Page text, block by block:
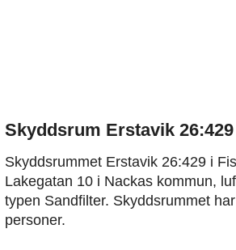
Skyddsrum Erstavik 26:429
Skyddsrummet Erstavik 26:429 i
Lakegatan 10 i Nackas kommun,
typen Sandfilter. Skyddsrummet
personer.